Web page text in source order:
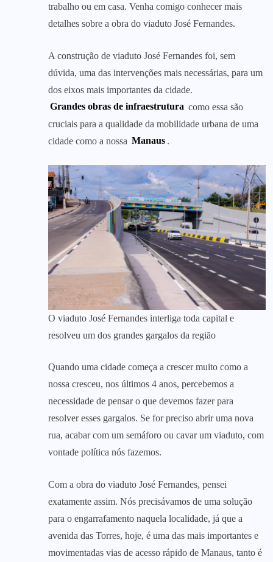
trabalho ou em casa. Venha comigo conhecer mais
detalhes sobre a obra do viaduto José Fernandes.
A construção de viaduto José Fernandes foi, sem
dúvida, uma das intervenções mais necessárias, para um
dos eixos mais importantes da cidade.
Grandes obras de infraestrutura como essa são
cruciais para a qualidade da mobilidade urbana de uma
cidade como a nossa Manaus .
O viaduto José Fernandes interliga toda capital e
resolveu um dos grandes gargalos da região
Quando uma cidade começa a crescer muito como a
nossa cresceu, nos últimos 4 anos, percebemos a
necessidade de pensar o que devemos fazer para
resolver esses gargalos. Se for preciso abrir uma nova
rua, acabar com um semáforo ou cavar um viaduto, com
vontade política nós fazemos.
Com a obra do viaduto José Fernandes, pensei
exatamente assim. Nós precisávamos de uma solução
para o engarrafamento naquela localidade, já que a
avenida das Torres, hoje, é uma das mais importantes e
movimentadas vias de acesso rápido de Manaus, tanto é